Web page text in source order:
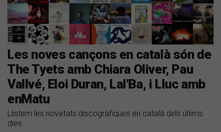
Les noves cançons en català són de
The Tyets amb Chiara Oliver, Pau
Vallvé, Eloi Duran, Lal'Ba, i Lluc amb
enMatu
Llistem les novetats discogràfiques en català dels últims
dies